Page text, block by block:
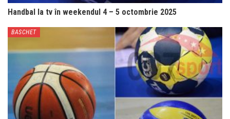
Handbal la tv în weekendul 4 – 5 octombrie 2025
BASCHET